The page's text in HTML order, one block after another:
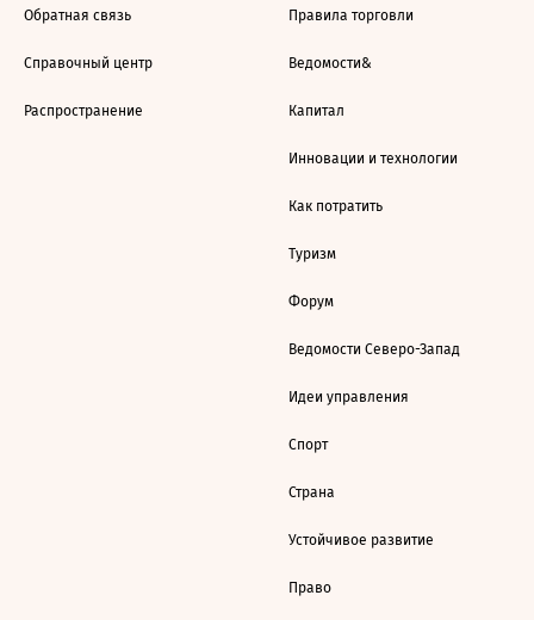
Обратная связь
Справочный центр
Распространение
Правила торговли
Ведомости&
Капитал
Инновации и технологии
Как потратить
Туризм
Форум
Ведомости Северо-Запад
Идеи управления
Спорт
Страна
Устойчивое развитие
Право